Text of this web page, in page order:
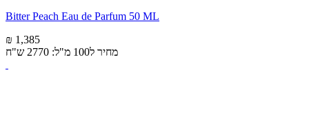
Bitter Peach Eau de Parfum 50 ML
₪ 1,385
מחיר ל100 מ"ל: 2770 ש"ח